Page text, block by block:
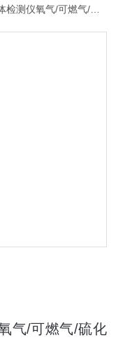
测仪氧气/可燃气/硫
气/可燃气/硫化